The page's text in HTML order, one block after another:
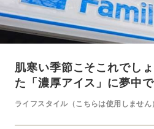
肌寒い季節こそこれでし
た「濃厚アイス」に夢中
ライフスタイル（こちらは使用しません）